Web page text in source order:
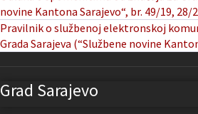
novine Kantona Sarajevo“, br. 49/19, 28/
Pravilnik o službenoj elektronskoj
Grada Sarajeva (“Službene novine
Grad Sarajevo